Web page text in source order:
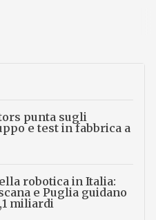
punta sugli
e test in fabbrica a
robotica in Italia:
e Puglia guidano
miliardi